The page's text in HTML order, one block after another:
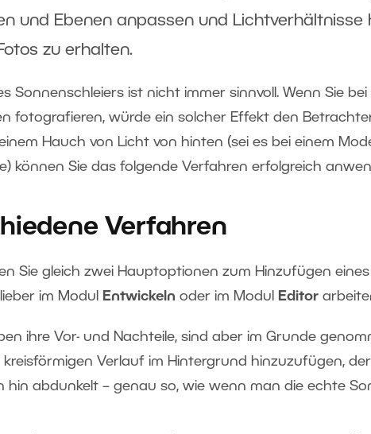
und Ebenen anpassen und Lichtverhältnisse
zu erhalten.
Sonnenschleiers ist nicht immer sinnvoll. Wenn Sie
fotografieren, würde ein solcher Effekt den
Hauch von Licht von hinten (sei es bei einem
können Sie das folgende Verfahren erfolgreich
Verfahren
Sie gleich zwei Hauptoptionen zum Hinzufügen
im Modul
Entwickeln oder im Modul Editor
ihre Vor- und Nachteile, sind aber im Grunde
kreisförmigen Verlauf im Hintergrund hinzuzufügen,
hin abdunkelt – genau so, wie wenn man die echte